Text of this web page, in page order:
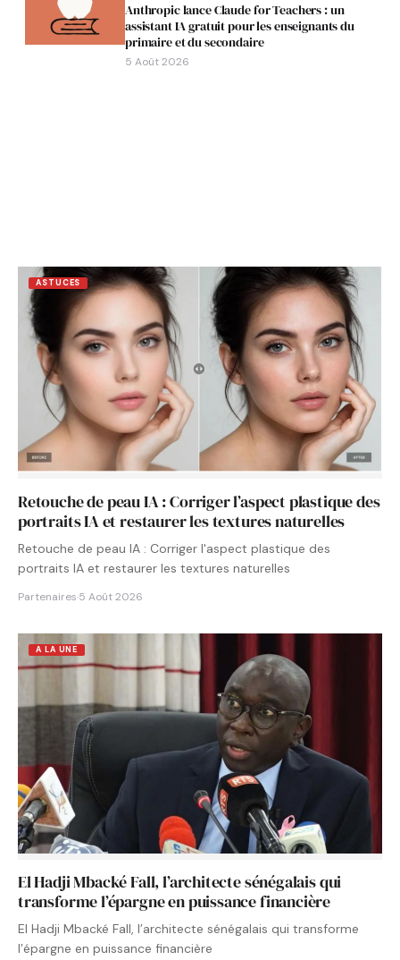
Anthropic lance Claude for Teachers : un
assistant IA gratuit pour les enseignants du
primaire et du secondaire
5 Août 2026
ASTUCES
Retouche de peau IA : Corriger l’aspect plastique des
portraits IA et restaurer les textures naturelles
Retouche de peau IA : Corriger l'aspect plastique des
portraits IA et restaurer les textures naturelles
Partenaires·5 Août 2026
A LA UNE
El Hadji Mbacké Fall, l’architecte sénégalais qui
transforme l’épargne en puissance financière
El Hadji Mbacké Fall, l’architecte sénégalais qui transforme
l’épargne en puissance financière